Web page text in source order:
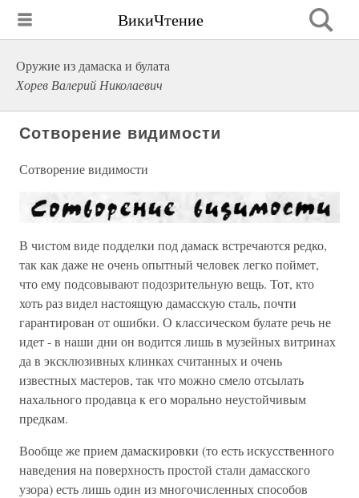
ВикиЧтение
Оружие из дамаска и булата
Хорев Валерий Николаевич
Сотворение видимости
Сотворение видимости
В чистом виде подделки под дамаск встречаются редко,
так как даже не очень опытный человек легко поймет,
что ему подсовывают подозрительную вещь. Тот, кто
хоть раз видел настоящую дамасскую сталь, почти
гарантирован от ошибки. О классическом булате речь не
идет - в наши дни он водится лишь в музейных витринах
да в эксклюзивных клинках считанных и очень
известных мастеров, так что можно смело отсылать
нахального продавца к его морально неустойчивым
предкам.
Вообще же прием дамаскировки (то есть искусственного
наведения на поверхность простой стали дамасского
узора) есть лишь один из многочисленных способов